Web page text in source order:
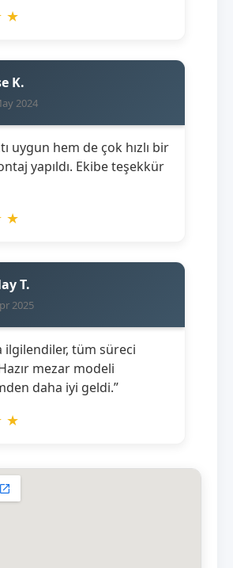
★
K.
2024
uygun hem de çok hızlı bir
yapıldı. Ekibe teşekkür
★
T.
2025
ilgilendiler, tüm süreci
mezar modeli
daha iyi geldi.”
★